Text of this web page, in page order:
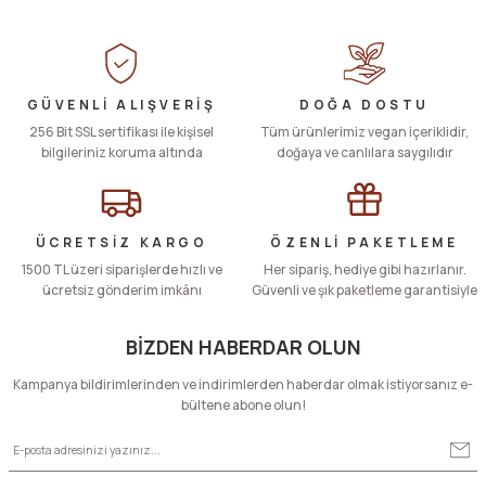
Tuğçe Yarım | 08/10/2025
Yorum Yaz
Görüş ve önerileriniz için teşekkür ederiz.
Ürün resmi kalitesiz, bozuk veya görüntülenemiyor.
Ürün açıklamasında eksik bilgiler bulunuyor.
Ürün bilgilerinde hatalar bulunuyor.
Ürün fiyatı diğer sitelerden daha pahalı.
Bu ürüne benzer farklı alternatifler olmalı.
GÜVENLİ ALIŞVERİŞ
256 Bit SSL sertifikası ile kişisel
bilgileriniz koruma altında
DOĞA DOSTU
Tüm ürünlerimiz vegan içeriklidir,
doğaya ve canlılara saygılıdır
ÜCRETSİZ KARGO
1500 TL üzeri siparişlerde hızlı ve
ücretsiz gönderim imkânı
ÖZENLİ PAKETLEME
Her sipariş, hediye gibi hazırlanır.
Güvenli ve şık paketleme garantisiyle
BİZDEN HABERDAR OLUN
Kampanya bildirimlerinden ve indirimlerden haberdar olmak istiyorsanız e-
bültene abone olun!